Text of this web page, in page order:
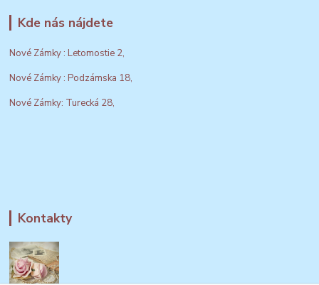
Kde nás nájdete
Nové Zámky : Letomostie 2,
Nové Zámky : Podzámska 18,
Nové Zámky: Turecká 28,
Kontakty